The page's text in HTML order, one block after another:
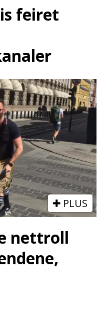
feiret
PLUS
nettroll